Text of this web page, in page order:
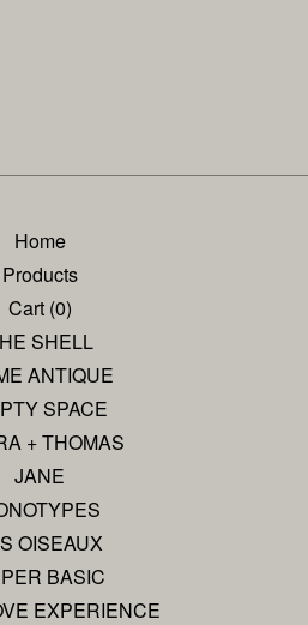
Home
Products
Cart (0)
SHELL
ANTIQUE
SPACE
+ THOMAS
JANE
OISEAUX
BASIC
EXPERIENCE